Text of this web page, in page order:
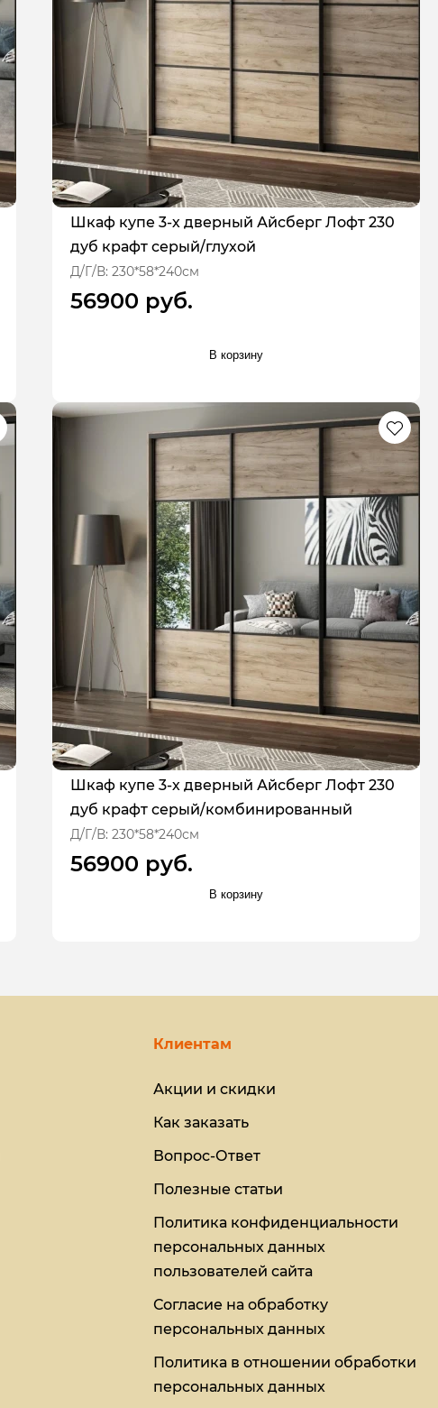
Шкаф купе 3-х дверный Айсберг Лофт 230
дуб крафт серый/глухой
Д/Г/В: 230*58*240см
56900 руб.
В корзину
Шкаф купе 3-х дверный Айсберг Лофт 230
дуб крафт серый/комбинированный
Д/Г/В: 230*58*240см
56900 руб.
В корзину
Клиентам
Акции и скидки
Как заказать
Вопрос-Ответ
Полезные статьи
Политика конфиденциальности
персональных данных
пользователей сайта
Согласие на обработку
персональных данных
Политика в отношении обработки
персональных данных